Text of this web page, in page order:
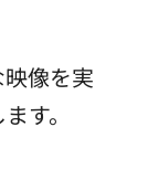
像を実
す。